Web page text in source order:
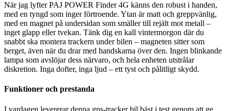
När jag lyfter PAJ POWER Finder 4G känns den robust i handen,
med en tyngd som inger förtroende. Ytan är matt och greppvänlig,
med en magnet på undersidan som smäller till rejält mot metall –
inget glapp eller tvekan. Tänk dig en kall vintermorgon där du
snabbt ska montera trackern under bilen – magneten sitter som
berget, även när du drar med handskarna över den. Ingen blinkande
lampa som avslöjar dess närvaro, och hela enheten utstrålar
diskretion. Inga dofter, inga ljud – ett tyst och pålitligt skydd.
Funktioner och prestanda
I vardagen levererar denna gps-tracker bil bäst i test genom att ge